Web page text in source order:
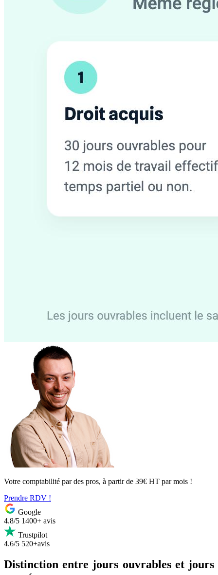
Votre comptabilité par des pros, à partir de 39€ HT par mois !
Prendre RDV !
Google
4.8/5 1400+ avis
Trustpilot
4.6/5 520+avis
Distinction entre jours ouvrables et jours